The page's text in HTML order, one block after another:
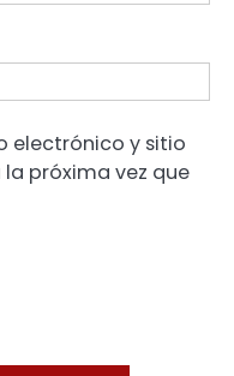
electrónico y sitio
próxima vez que